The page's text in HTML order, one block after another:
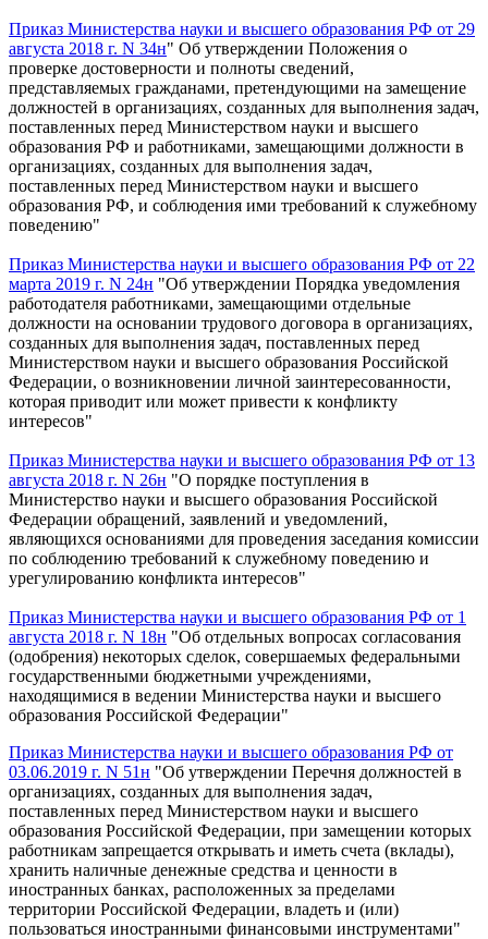
Приказ Министерства науки и высшего образования РФ от 29
августа 2018 г. N 34н" Об утверждении Положения о
проверке достоверности и полноты сведений,
представляемых гражданами, претендующими на замещение
должностей в организациях, созданных для выполнения задач,
поставленных перед Министерством науки и высшего
образования РФ и работниками, замещающими должности в
организациях, созданных для выполнения задач,
поставленных перед Министерством науки и высшего
образования РФ, и соблюдения ими требований к служебному
поведению"
Приказ Министерства науки и высшего образования РФ от 22
марта 2019 г. N 24н "Об утверждении Порядка уведомления
работодателя работниками, замещающими отдельные
должности на основании трудового договора в организациях,
созданных для выполнения задач, поставленных перед
Министерством науки и высшего образования Российской
Федерации, о возникновении личной заинтересованности,
которая приводит или может привести к конфликту
интересов"
Приказ Министерства науки и высшего образования РФ от 13
августа 2018 г. N 26н "О порядке поступления в
Министерство науки и высшего образования Российской
Федерации обращений, заявлений и уведомлений,
являющихся основаниями для проведения заседания комиссии
по соблюдению требований к служебному поведению и
урегулированию конфликта интересов"
Приказ Министерства науки и высшего образования РФ от 1
августа 2018 г. N 18н "Об отдельных вопросах согласования
(одобрения) некоторых сделок, совершаемых федеральными
государственными бюджетными учреждениями,
находящимися в ведении Министерства науки и высшего
образования Российской Федерации"
Приказ Министерства науки и высшего образования РФ от
03.06.2019 г. N 51н "Об утверждении Перечня должностей в
организациях, созданных для выполнения задач,
поставленных перед Министерством науки и высшего
образования Российской Федерации, при замещении которых
работникам запрещается открывать и иметь счета (вклады),
хранить наличные денежные средства и ценности в
иностранных банках, расположенных за пределами
территории Российской Федерации, владеть и (или)
пользоваться иностранными финансовыми инструментами"